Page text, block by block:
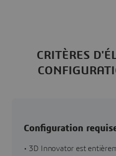
CRITÈRES
Configuration
• 3D Innovator est